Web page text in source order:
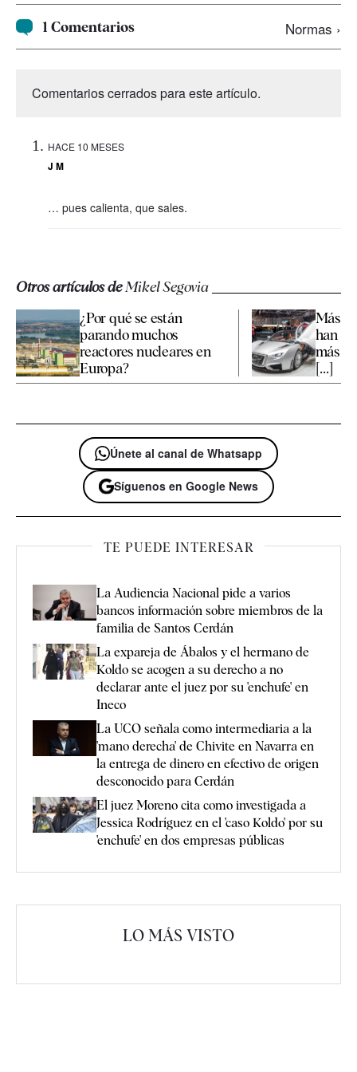
1 Comentarios Normas ›
Comentarios cerrados para este artículo.
HACE 10 MESES
J M
… pues calienta, que sales.
Otros artículos deMikel Segovia
¿Por qué se están
parando muchos
reactores nucleares en
Europa?
Más
han
más
[...]
Únete al canal de Whatsapp
Síguenos en Google News
TE PUEDE INTERESAR
La Audiencia Nacional pide a varios
bancos información sobre miembros de la
familia de Santos Cerdán
La expareja de Ábalos y el hermano de
Koldo se acogen a su derecho a no
declarar ante el juez por su 'enchufe' en
Ineco
La UCO señala como intermediaria a la
'mano derecha' de Chivite en Navarra en
la entrega de dinero en efectivo de origen
desconocido para Cerdán
El juez Moreno cita como investigada a
Jessica Rodríguez en el 'caso Koldo' por su
'enchufe' en dos empresas públicas
LO MÁS VISTO